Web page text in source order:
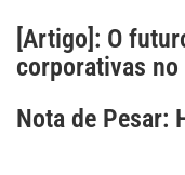
[Artigo]: O
corporativas no
Nota de Pesar: